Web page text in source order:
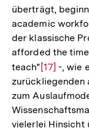
überträgt,
academic
der klassische
afforded the
teach" Zur
Auflösung
der
Fußnote
[17] -, wie
zurückliegenden
zum
vielerlei Hinsicht